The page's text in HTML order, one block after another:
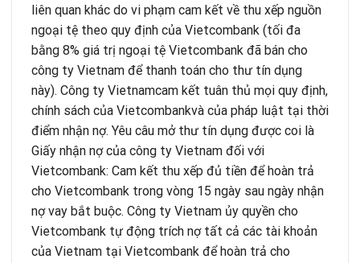
liên quan khác do vi phạm cam kết về thu xếp nguồn
ngoại tệ theo quy định của Vietcombank (tối đa
bằng 8% giá trị ngoại tệ Vietcombank đã bán cho
công ty Vietnam để thanh toán cho thư tín dụng
này). Công ty Vietnamcam kết tuân thủ mọi quy định,
chính sách của Vietcombankvà của pháp luật tại thời
điểm nhận nợ. Yêu câu mở thư tín dụng được coi là
Giấy nhận nợ của công ty Vietnam đối với
Vietcombank: Cam kết thu xếp đủ tiền để hoàn trả
cho Vietcombank trong vòng 15 ngày sau ngày nhận
nợ vay bắt buộc. Công ty Vietnam ủy quyền cho
Vietcombank tự động trích nợ tất cả các tài khoản
của Vietnam tại Vietcombank để hoàn trả cho